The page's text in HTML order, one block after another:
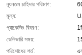
ন্যূনতম চাহিদার পরিমাণ:
মূল্য:
প্যাকেজিং বিবরণ:
ডেলিভারি সময়:
পরিশোধের শর্ত: